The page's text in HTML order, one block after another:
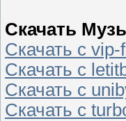
Скачать
Скачать с vip-
Скачать с
Скачать с
Скачать с